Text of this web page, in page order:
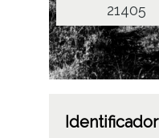
21405
Identificador